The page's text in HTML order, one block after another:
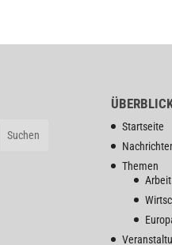
Startseite
Themen